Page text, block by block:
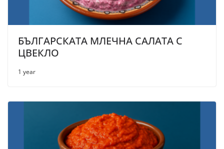
БЪЛГАРСКАТА МЛЕЧНА САЛАТА С
ЦВЕКЛО
1 year